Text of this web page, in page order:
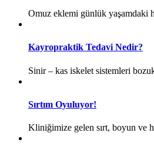
Omuz eklemi günlük yaşamdaki
Kayropraktik Tedavi Nedir?
Sinir – kas iskelet sistemleri
Sırtım Oyuluyor!
Kliniğimize gelen sırt, boyun ve